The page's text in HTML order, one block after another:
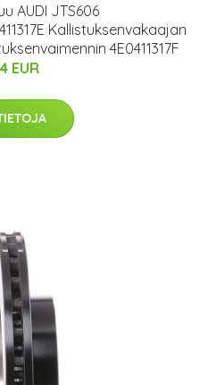
AUDI JTS606
Kallistuksenvakaajan
4E0411317F
EUR